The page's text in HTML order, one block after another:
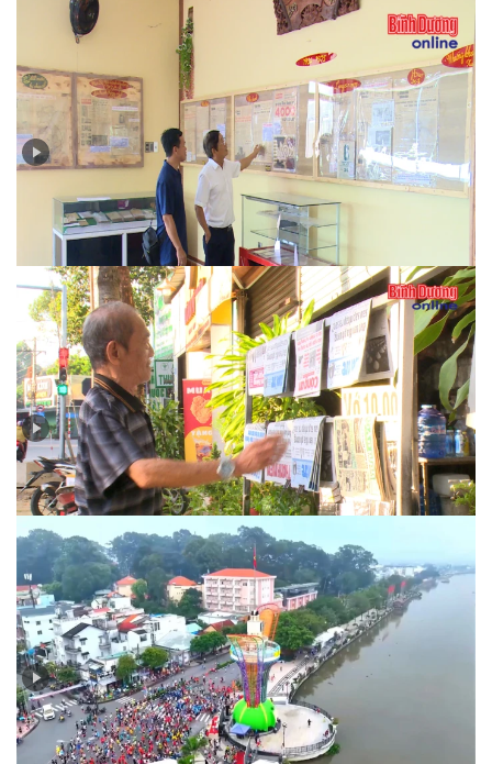
Ngày 30-4-1975 qua tường thuật của báo chí đương
thời…
Nhịp sống báo in thời công nghệ số
Báo chí Bình Dương trong dòng chảy báo chí cách
mạng Việt Nam